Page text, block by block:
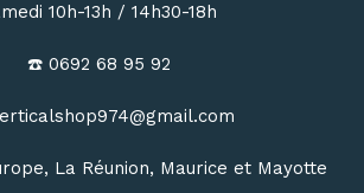
10h-13h / 14h30-18h
☎️ 0692 68 95 92
La Réunion, Maurice et Mayotte